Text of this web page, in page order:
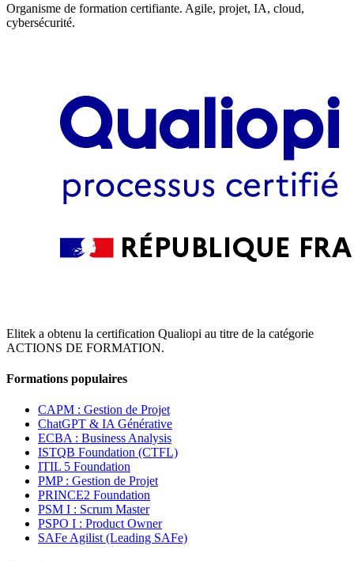
Organisme de formation certifiante. Agile, projet, IA, cloud,
cybersécurité.
Elitek a obtenu la certification Qualiopi au titre de la catégorie
ACTIONS DE FORMATION.
Formations populaires
CAPM : Gestion de Projet
ChatGPT & IA Générative
ECBA : Business Analysis
ISTQB Foundation (CTFL)
ITIL 5 Foundation
PMP : Gestion de Projet
PRINCE2 Foundation
PSM I : Scrum Master
PSPO I : Product Owner
SAFe Agilist (Leading SAFe)